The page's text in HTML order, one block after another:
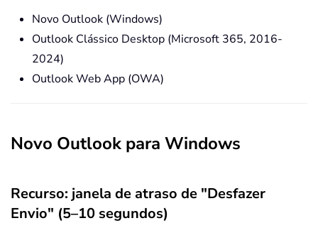
Novo Outlook (Windows)
Outlook Clássico Desktop (Microsoft 365, 2016-
2024)
Outlook Web App (OWA)
Novo Outlook para Windows
Recurso: janela de atraso de "Desfazer
Envio" (5–10 segundos)